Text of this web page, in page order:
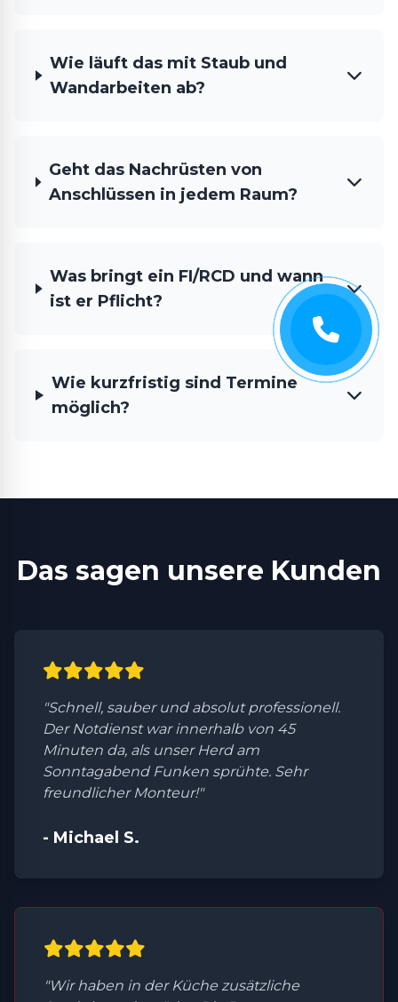
Wie läuft das mit Staub und
Wandarbeiten ab?
Geht das Nachrüsten von
Anschlüssen in jedem Raum?
Was bringt ein FI/RCD und wann
ist er Pflicht?
Wie kurzfristig sind Termine
möglich?
Das sagen unsere Kunden
"Schnell, sauber und absolut professionell.
Der Notdienst war innerhalb von 45
Minuten da, als unser Herd am
Sonntagabend Funken sprühte. Sehr
freundlicher Monteur!"
- Michael S.
"Wir haben in der Küche zusätzliche